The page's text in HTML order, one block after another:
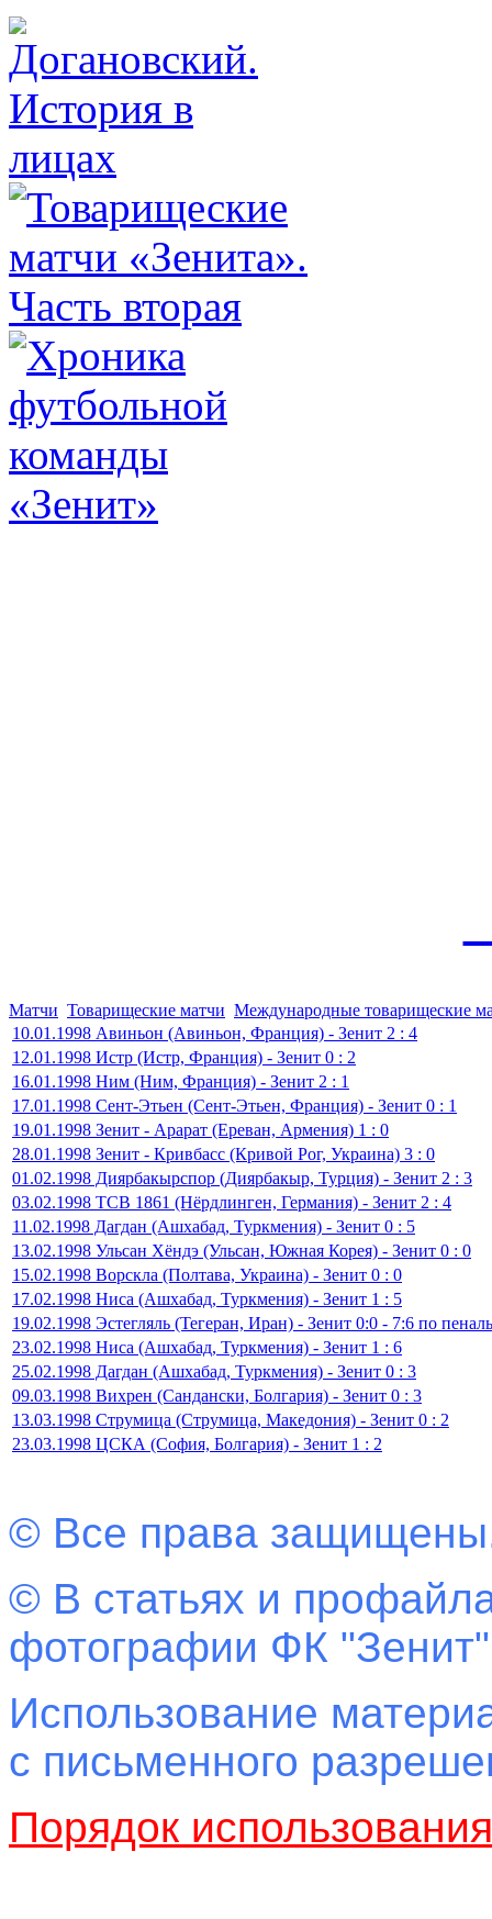
Матчи Товарищеские матчи Международные товарищеские
10.01.1998 Авиньон (Авиньон, Франция) - Зенит 2 : 4
12.01.1998 Истр (Истр, Франция) - Зенит 0 : 2
16.01.1998 Ним (Ним, Франция) - Зенит 2 : 1
17.01.1998 Сент-Этьен (Сент-Этьен, Франция) - Зенит 0 : 1
19.01.1998 Зенит - Арарат (Ереван, Армения) 1 : 0
28.01.1998 Зенит - Кривбасс (Кривой Рог, Украина) 3 : 0
01.02.1998 Диярбакырспор (Диярбакыр, Турция) - Зенит 2 : 3
03.02.1998 ТСВ 1861 (Нёрдлинген, Германия) - Зенит 2 : 4
11.02.1998 Дагдан (Ашхабад, Туркмения) - Зенит 0 : 5
13.02.1998 Ульсан Хёндэ (Ульсан, Южная Корея) - Зенит 0 : 0
15.02.1998 Ворскла (Полтава, Украина) - Зенит 0 : 0
17.02.1998 Ниса (Ашхабад, Туркмения) - Зенит 1 : 5
19.02.1998 Эстегляль (Тегеран, Иран) - Зенит 0:0 - 7:6 по
23.02.1998 Ниса (Ашхабад, Туркмения) - Зенит 1 : 6
25.02.1998 Дагдан (Ашхабад, Туркмения) - Зенит 0 : 3
09.03.1998 Вихрен (Сандански, Болгария) - Зенит 0 : 3
13.03.1998 Струмица (Струмица, Македония) - Зенит 0 : 2
23.03.1998 ЦСКА (София, Болгария) - Зенит 1 : 2
© Все права
© В статьях и
фотографии ФК
Использование
с письменного
Порядок